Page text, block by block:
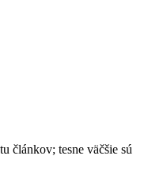
článkov; tesne väčšie sú